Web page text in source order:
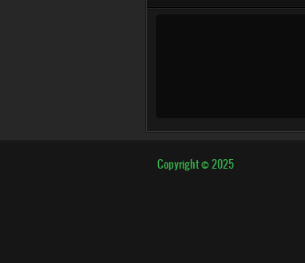
Copyright © 2025